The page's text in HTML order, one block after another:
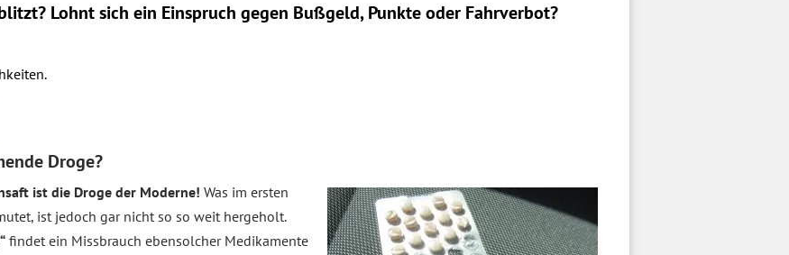
Lohnt sich ein Einspruch gegen Bußgeld, Punkte oder Fahrverbot?
Droge?
ist die Droge der Moderne! Was im ersten
ist jedoch gar nicht so so weit hergeholt.
findet ein Missbrauch ebensolcher Medikamente